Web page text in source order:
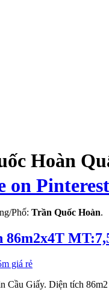
Hoàn
Phố: Trần Quốc Hoàn.
86m2x4T
Cầu Giấy. Diện tích